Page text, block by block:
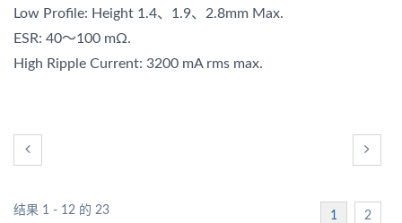
Low Profile: Height 1.4、1.9、2.8mm Max.
ESR: 40～100 mΩ.
High Ripple Current: 3200 mA rms max.
结果 1 - 12 的 23 1 2